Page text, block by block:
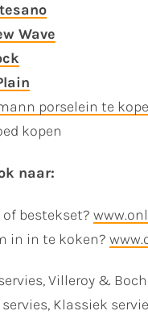
Wave
porselein te
kopen
naar:
bestekset?
in in te koken?
Villeroy &
Klassiek